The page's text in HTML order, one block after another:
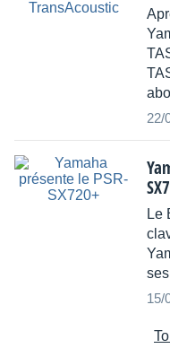
22/
Le
15/